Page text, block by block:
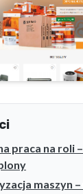
praca na roli
maszyn –